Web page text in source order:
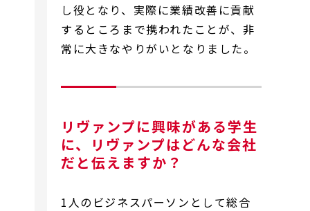
し役となり、実際に業績改善に貢献
するところまで携われたことが、非
常に大きなやりがいとなりました。
リヴァンプに興味がある学生
に、リヴァンプはどんな会社
だと伝えますか？
1人のビジネスパーソンとして総合